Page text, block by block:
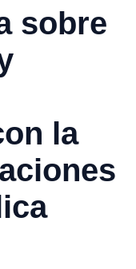
sobre
la